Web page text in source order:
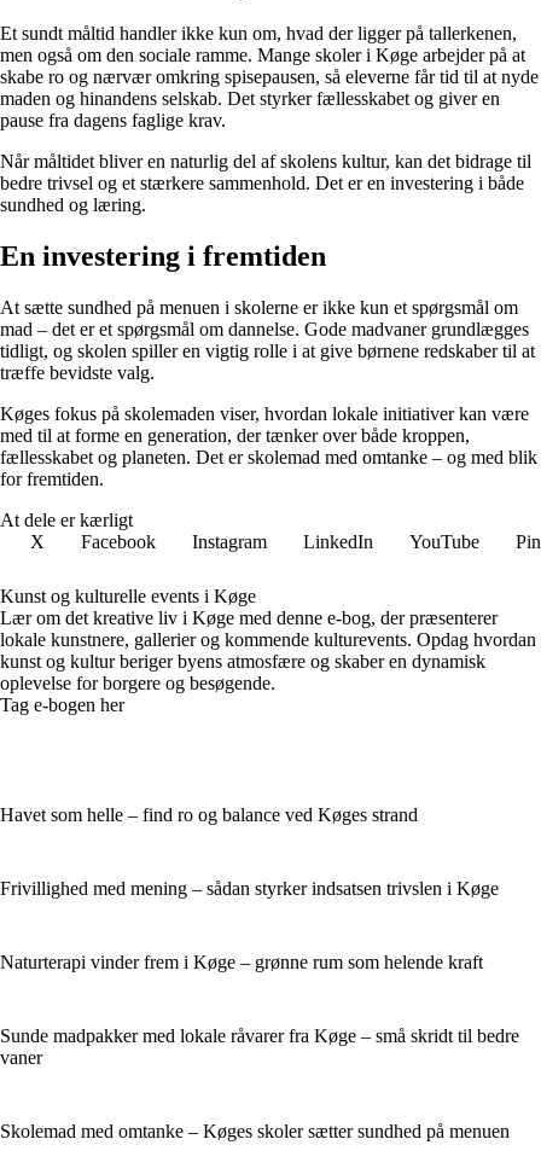
Et sundt måltid handler ikke kun om, hvad der ligger på tallerkenen,
men også om den sociale ramme. Mange skoler i Køge arbejder på at
skabe ro og nærvær omkring spisepausen, så eleverne får tid til at nyde
maden og hinandens selskab. Det styrker fællesskabet og giver en
pause fra dagens faglige krav.
Når måltidet bliver en naturlig del af skolens kultur, kan det bidrage til
bedre trivsel og et stærkere sammenhold. Det er en investering i både
sundhed og læring.
En investering i fremtiden
At sætte sundhed på menuen i skolerne er ikke kun et spørgsmål om
mad – det er et spørgsmål om dannelse. Gode madvaner grundlægges
tidligt, og skolen spiller en vigtig rolle i at give børnene redskaber til at
træffe bevidste valg.
Køges fokus på skolemaden viser, hvordan lokale initiativer kan være
med til at forme en generation, der tænker over både kroppen,
fællesskabet og planeten. Det er skolemad med omtanke – og med blik
for fremtiden.
At dele er kærligt
X
Facebook Instagram LinkedIn YouTube
Kunst og kulturelle events i Køge
Lær om det kreative liv i Køge med denne e-bog, der præsenterer
lokale kunstnere, gallerier og kommende kulturevents. Opdag hvordan
kunst og kultur beriger byens atmosfære og skaber en dynamisk
oplevelse for borgere og besøgende.
Tag e-bogen her
Havet som helle – find ro og balance ved Køges strand
Frivillighed med mening – sådan styrker indsatsen trivslen i Køge
Naturterapi vinder frem i Køge – grønne rum som helende kraft
Sunde madpakker med lokale råvarer fra Køge – små skridt til bedre
vaner
Skolemad med omtanke – Køges skoler sætter sundhed på menuen